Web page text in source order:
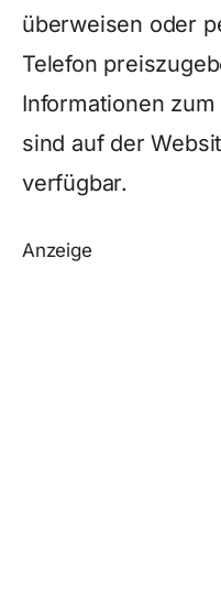
überweisen oder
Telefon
Informationen
sind auf der
verfügbar.
Anzeige